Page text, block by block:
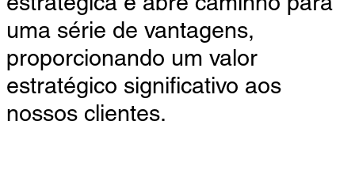
estratégica e abre caminho para
uma série de vantagens,
proporcionando um valor
estratégico significativo aos
nossos clientes.